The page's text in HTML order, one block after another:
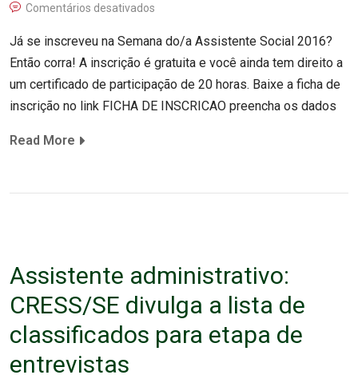
Comentários desativados
Já se inscreveu na Semana do/a Assistente Social 2016?
Então corra! A inscrição é gratuita e você ainda tem direito a
um certificado de participação de 20 horas. Baixe a ficha de
inscrição no link FICHA DE INSCRICAO preencha os dados
Read More
Assistente administrativo:
CRESS/SE divulga a lista de
classificados para etapa de
entrevistas